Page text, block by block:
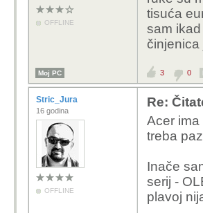
OFFLINE
tisuća
sam
činjenica
Moj PC 3 0
Stric_Jura
16 godina
OFFLINE
Re:
Acer ima
treba
Inače
serij -
plavoj